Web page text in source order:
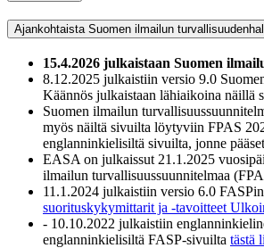
Ajankohtaista Suomen ilmailun
15.4.2026 julkaistaan Suomen
8.12.2025 julkaistiin versio 9.0
Käännös julkaistaan lähiaikoina näillä
Suomen ilmailun
myös näiltä sivuilta löytyviin FPAS
englanninkielisiltä sivuilta, jonne pääset
EASA on julkaissut 21.1.2025
ilmailun turvallisuussuunnitelmaa
11.1.2024 julkaistiin versio 6.0
suorituskykymittarit ja -tavoitteet
- 10.10.2022 julkaistiin
englanninkielisiltä FASP-sivuilta tästä